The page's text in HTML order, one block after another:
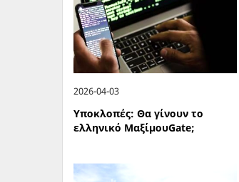
2026-04-03
Υποκλοπές: Θα γίνουν το
ελληνικό ΜαξίμουGate;